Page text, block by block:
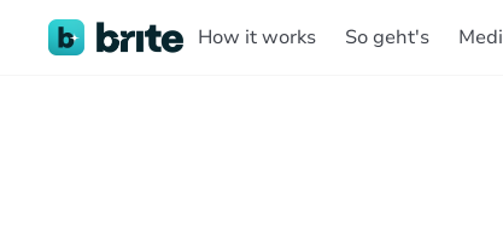
How it works So geht's